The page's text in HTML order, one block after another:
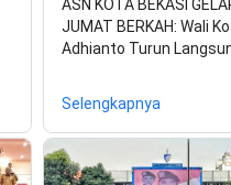
ASN KOTA BEKASI
JUMAT BERKAH: Wali
Adhianto Turun
Selengkapnya